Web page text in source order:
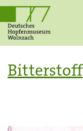
Bitterstoff